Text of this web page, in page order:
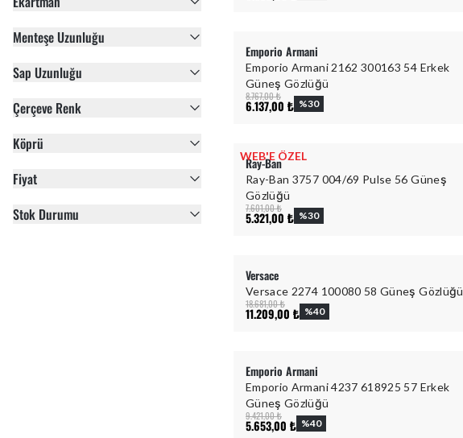
Menteşe Uzunluğu
Sap Uzunluğu
Çerçeve Renk
Köprü
Fiyat
Stok Durumu
Emporio Armani
Emporio Armani 2162 300163 54 Erkek
Güneş Gözlüğü
8.767,00 ₺
6.137,00 ₺ %30
WEB'E ÖZEL
Ray-Ban
Ray-Ban 3757 004/69 Pulse 56 Güneş
Gözlüğü
7.601,00 ₺
5.321,00 ₺ %30
Versace
Versace 2274 100080 58 Güneş Gözlüğü
18.681,00 ₺
11.209,00 ₺ %40
Emporio Armani
Emporio Armani 4237 618925 57 Erkek
Güneş Gözlüğü
9.421,00 ₺
5.653,00 ₺ %40